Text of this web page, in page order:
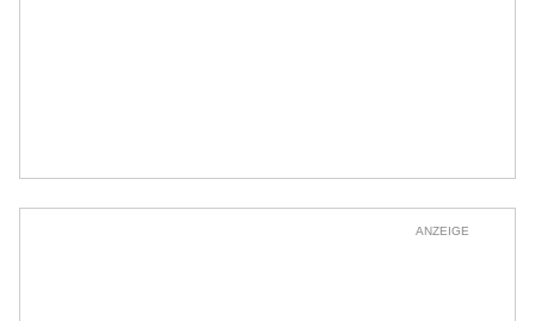
ANZEIGE